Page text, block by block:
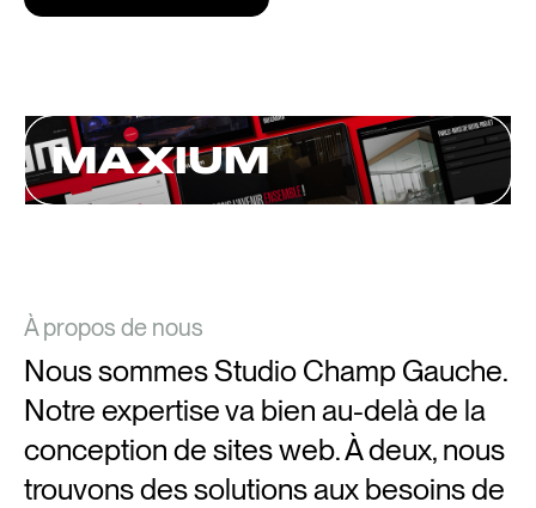
MAXIUM
À propos de nous
Nous sommes Studio Champ Gauche.
Notre expertise va bien au-delà de la
conception de sites web. À deux, nous
trouvons des solutions aux besoins de